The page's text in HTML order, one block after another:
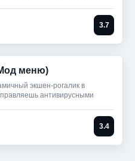
3.7
меню)
экшен-рогалик в
антивирусными
3.4